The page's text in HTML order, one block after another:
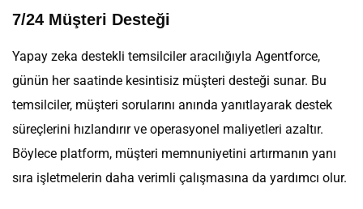
7/24 Müşteri Desteği
Yapay zeka destekli temsilciler aracılığıyla Agentforce,
günün her saatinde kesintisiz müşteri desteği sunar. Bu
temsilciler, müşteri sorularını anında yanıtlayarak destek
süreçlerini hızlandırır ve operasyonel maliyetleri azaltır.
Böylece platform, müşteri memnuniyetini artırmanın yanı
sıra işletmelerin daha verimli çalışmasına da yardımcı olur.